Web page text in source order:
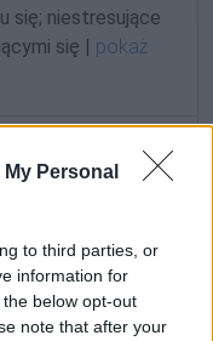
Personal
to third parties, or
information for
below opt-out
note that after your
się; niestresujące
się | pokaż